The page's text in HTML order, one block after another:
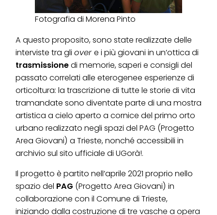
Fotografia di Morena Pinto
A questo proposito, sono state realizzate delle
interviste tra gli overe i più giovani in un’ottica di
trasmissionedi memorie, saperi e consigli del
passato correlati alle eterogenee esperienze di
orticoltura: la trascrizione di tutte le storie di vita
tramandate sono diventate parte di una mostra
artistica a cielo aperto a cornice del primo orto
urbano realizzato negli spazi del PAG (Progetto
Area Giovani) a Trieste, nonché accessibili in
archivio sul sito ufficiale di UGorà!.
Il progetto è partito nell’aprile 2021 proprio nello
spazio del PAG (Progetto Area Giovani) in
collaborazione con il Comune di Trieste,
iniziando dalla costruzione di tre vasche a opera